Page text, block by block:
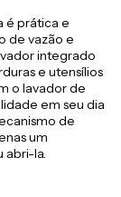
é prática e
de vazão e
integrado
e utensílios
o lavador de
em seu dia
de
um
abri-la.